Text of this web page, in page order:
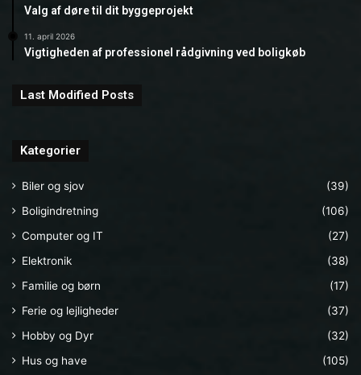
Valg af døre til dit byggeprojekt
11. april 2026
Vigtigheden af professionel rådgivning ved boligkøb
Last Modified Posts
Kategorier
Biler og sjov
(39)
Boligindretning
(106)
Computer og IT
(27)
Elektronik
(38)
Familie og børn
(17)
Ferie og lejligheder
(37)
Hobby og Dyr
(32)
Hus og have
(105)